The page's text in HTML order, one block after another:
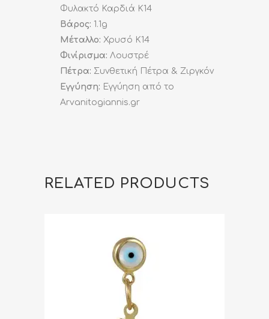
Φυλακτό Καρδιά K14
Βάρος: 1.1g
Μέταλλο: Χρυσό K14
Φινίρισμα: Λουστρέ
Πέτρα: Συνθετική Πέτρα & Ζιργκόν
Εγγύηση: Εγγύηση από το
Arvanitogiannis.gr
RELATED PRODUCTS